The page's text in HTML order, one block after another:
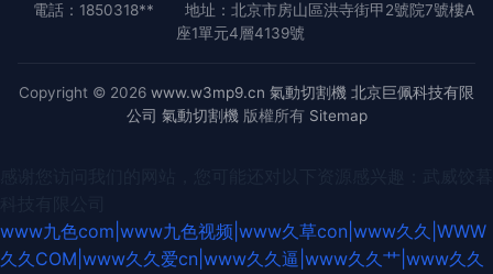
電話：1850318**
地址：北京市房山區洪寺街甲2號院7號樓A
座1單元4層4139號
Copyright © 2026 www.w3mp9.cn 氣動切割機 北京巨佩科技有限
公司 氣動切割機 版權所有 Sitemap
www九色com|www九色视频|www久草con|www久久|WWW
久久COM|www久久爱cn|www久久逼|www久久艹|www久久